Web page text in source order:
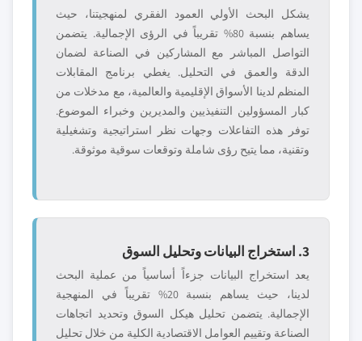
يشكل البحث الأولي العمود الفقري لمنهجيتنا، حيث
يساهم بنسبة 80% تقريباً في الرؤى الإجمالية. يتضمن
التواصل المباشر مع المشاركين في الصناعة لضمان
الدقة والعمق في التحليل. يغطي برنامج المقابلات
المنظم لدينا الأسواق الإقليمية والعالمية، مع مدخلات من
كبار المسؤولين التنفيذيين والمديرين وخبراء الموضوع.
توفر هذه التفاعلات وجهات نظر استراتيجية وتشغيلية
وتقنية، مما يتيح رؤى شاملة وتوقعات سوقية موثوقة.
3. استخراج البيانات وتحليل السوق
يعد استخراج البيانات جزءاً أساسياً من عملية البحث
لدينا، حيث يساهم بنسبة 20% تقريباً في المنهجية
الإجمالية. يتضمن تحليل هيكل السوق وتحديد اتجاهات
الصناعة وتقييم العوامل الاقتصادية الكلية من خلال تحليل